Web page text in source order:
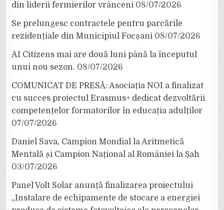
din liderii fermierilor vrânceni 08/07/2026
Se prelungesc contractele pentru parcările
rezidențiale din Municipiul Focșani 08/07/2026
AI Citizens mai are două luni până la începutul
unui nou sezon. 08/07/2026
COMUNICAT DE PRESĂ: Asociația NOI a finalizat
cu succes proiectul Erasmus+ dedicat dezvoltării
competențelor formatorilor în educația adulților
07/07/2026
Daniel Sava, Campion Mondial la Aritmetică
Mentală și Campion Național al României la Șah
03/07/2026
Panel Volt Solar anunță finalizarea proiectului
„Instalare de echipamente de stocare a energiei